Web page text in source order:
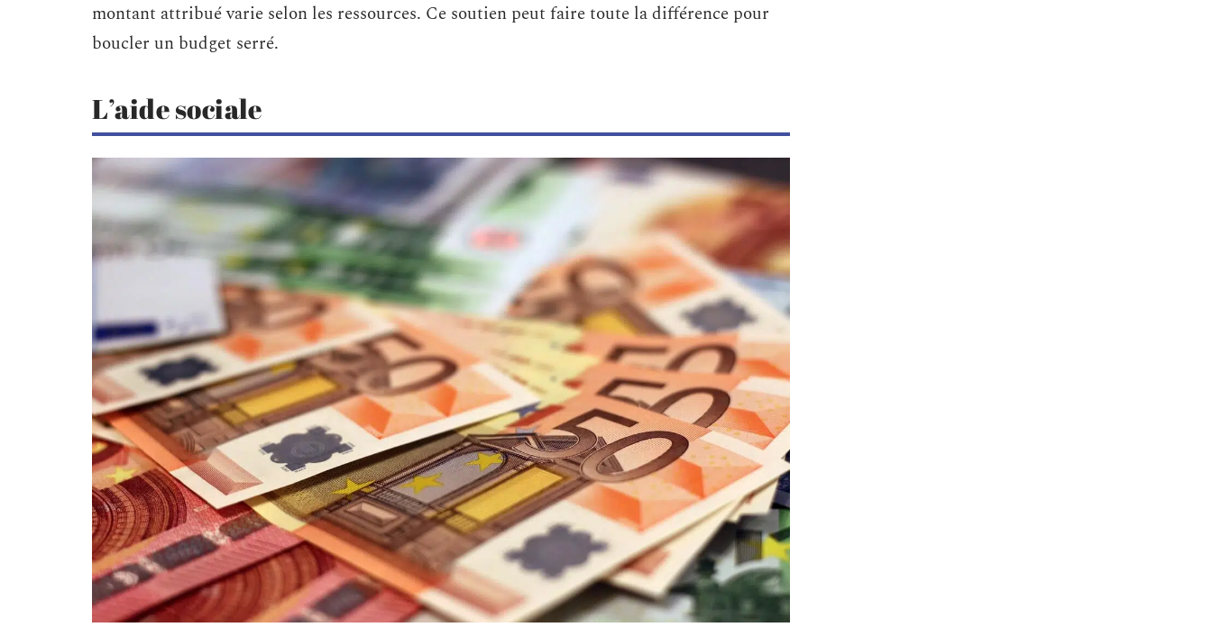
montant attribué varie selon les ressources. Ce soutien peut faire toute la différence pour
boucler un budget serré.
L’aide sociale